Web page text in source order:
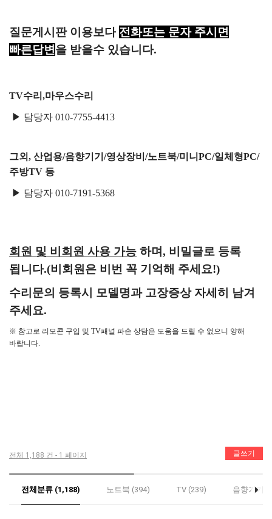
택배비인상안내
질문게시판 이용보다 전화또는 문자 주시면
빠른답변 을 받을수 있습니다.
TV수리,마우스수리
▶ 담당자 010-7755-4413
그외, 산업용/음향기기/영상장비/노트북/미니PC/일체형PC/
주방TV 등
▶ 담당자 010-7191-5368
회원 및 비회원 사용 가능 하며, 비밀글로 등록
됩니다.(비회원은 비번 꼭 기억해 주세요!)
수리문의 등록시 모델명과 고장증상 자세히 남겨
주세요.
※ 참고로 리모콘 구입 및 TV패널 파손 상담은 도움을 드릴 수 없으니 양해
바랍니다.
전체 1,188 건 - 1 페이지 글쓰기
전체분류 (1,188) 노트북 (394) TV (239) 음향기기